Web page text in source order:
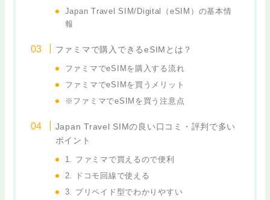
Japan Travel SIM/Digital（eSIM）の基本情
報
ファミマで購入できるeSIMとは？
ファミマでeSIMを購入する流れ
ファミマでeSIMを買うメリット
※ファミマでeSIMを買う注意点
Japan Travel SIMの良い口コミ・評判で多い
ポイント
1. ファミマで買えるので便利
2. ドコモ回線で使える
3. プリペイド型でわかりやすい